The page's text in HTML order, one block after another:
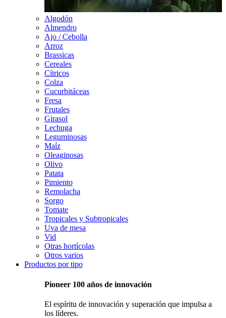
Algodón
Almendro
Ajo / Cebolla
Arroz
Brassicas
Cereales
Cítricos
Colza
Cucurbitáceas
Fresa
Frutales
Girasol
Lechuga
Leguminosas
Maíz
Oleaginosas
Olivo
Patata
Pimiento
Remolacha
Sorgo
Tomate
Tropicales y Subtropicales
Uva de mesa
Vid
Otras hortícolas
Otros varios
Productos por tipo
Pioneer 100 años de innovación
El espíritu de innovación y superación que impulsa a
los líderes.